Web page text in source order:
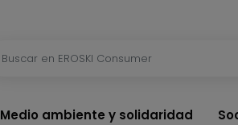
Medio ambiente y solidaridad